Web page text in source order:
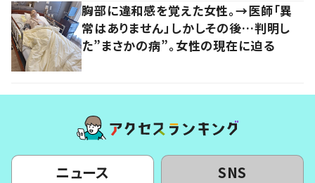
胸部に違和感を覚えた女性。→医師「異
常はありません」しかしその後…判明し
た”まさかの病”。女性の現在に迫る
ニュース SNS